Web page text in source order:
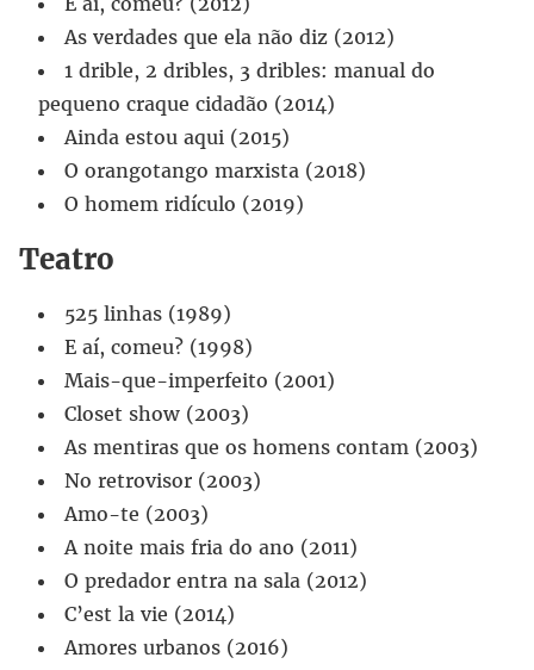
As verdades que ela não diz (2012)
1 drible, 2 dribles, 3 dribles: manual do
pequeno craque cidadão (2014)
Ainda estou aqui (2015)
O orangotango marxista (2018)
O homem ridículo (2019)
Teatro
525 linhas (1989)
E aí, comeu? (1998)
Mais-que-imperfeito (2001)
Closet show (2003)
As mentiras que os homens contam (2003)
No retrovisor (2003)
Amo-te (2003)
A noite mais fria do ano (2011)
O predador entra na sala (2012)
C’est la vie (2014)
Amores urbanos (2016)